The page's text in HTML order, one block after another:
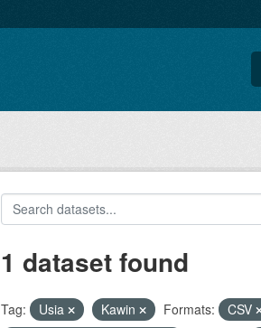
1 dataset found
Tag: Usia Kawin Formats: CSV